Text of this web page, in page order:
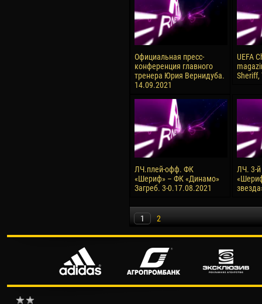
Официальная пресс-
конференция главного
тренера Юрия Вернидуба.
14.09.2021
UEFA
Sheriff,
ЛЧ.плей-офф. ФК
«Шериф» – ФК «Динамо»
Загреб. 3-0.17.08.2021
ЛЧ. 3-
1 2